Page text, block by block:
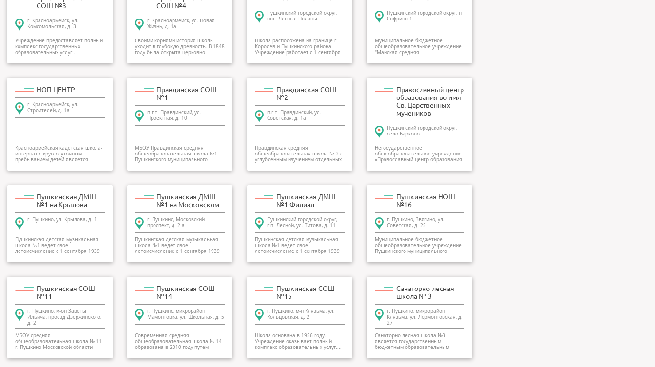
СОШ №3
г. Красноармейск, ул.
Комсомольская, д. 3
Учреждение предоставляет полный
комплекс государственных
образовательных услуг....
СОШ №4
г. Красноармейск, ул. Новая
Жизнь, д. 1а
Своими корнями история школы
уходит в глубокую древность. В 1848
году была открыта церковно-
Пушкинский городской округ,
пос. Лесные Поляны
Школа расположена на границе г.
Королев и Пушкинского района.
Учреждение работает с 1 сентября
Пушкинский городской округ, п.
Софрино-1
Муниципальное бюджетное
общеобразовательное учреждение
"Майская средняя
НОП ЦЕНТР
г. Красноармейск, ул.
Строителей, д. 1а
Красноармейская кадетская школа-
интернат с круглосуточным
пребыванием детей является
Правдинская СОШ
№1
п.г.т. Правдинский, ул.
Проектная, д. 10
МБОУ Правдинская средняя
общеобразовательная школа №1
Пушкинского муниципального
Правдинская СОШ
№2
п.г.т. Правдинский, ул.
Советская, д. 1а
Правдинская средняя
общеобразовательная школа № 2 с
углубленным изучением отдельных
Православный центр
образования во имя
Св. Царственных
мучеников
Пушкинский городской округ,
село Барково
Негосударственное
общеобразовательное учреждение
«Православный центр образования
Пушкинская ДМШ
№1 на Крылова
г. Пушкино, ул. Крылова, д. 1
Пушкинская детская музыкальная
школа №1 ведет свое
летоисчисление с 1 сентября 1939
Пушкинская ДМШ
№1 на Московском
г. Пушкино, Московский
проспект, д. 2-а
Пушкинская детская музыкальная
школа №1 ведет свое
летоисчисление с 1 сентября 1939
Пушкинская ДМШ
№1 Филиал
Пушкинский городской округ,
г.п. Лесной, ул. Титова, д. 11
Пушкинская детская музыкальная
школа №1 ведет свое
летоисчисление с 1 сентября 1939
Пушкинская НОШ
№16
г. Пушкино, Звягино, ул.
Советская, д. 25
Муниципальное бюджетное
общеобразовательное учреждение
Пушкинского муниципального
Пушкинская СОШ
№11
г. Пушкино, м-он Заветы
Ильича, проезд Дзержинского,
д. 2
МБОУ средняя
общеобразовательная школа № 11
г. Пушкино Московской области
Пушкинская СОШ
№14
г. Пушкино, микрорайон
Мамонтовка, ул. Школьная, д. 5
Современная средняя
общеобразовательная школа № 14
образована в 2010 году путем
Пушкинская СОШ
№15
г. Пушкино, м-н Клязьма, ул.
Кольцовская, д. 2
Школа основана в 1956 году.
Учреждение оказывает полный
комплекс образовательных услуг....
Санаторно-лесная
школа № 3
г. Пушкино, микрорайон
Клязьма, ул. Лермонтовская, д.
27
Санаторно-лесная школа №3
является государственным
бюджетным образовательным